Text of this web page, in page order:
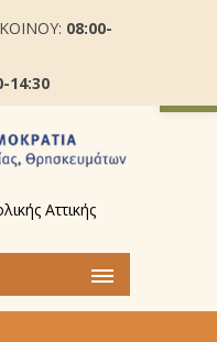
08:00-
14:30
Αττικής